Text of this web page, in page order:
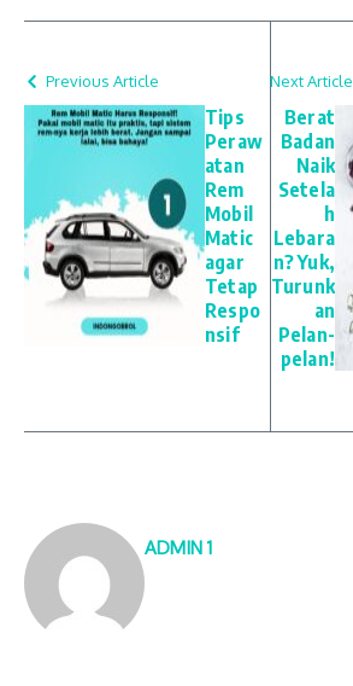
Previous Article
Tips
Peraw
atan
Rem
Mobil
Matic
agar
Tetap
Respo
nsif
Next Article
Berat
Badan
Naik
Setela
h
Lebara
n? Yuk,
Turunk
an
Pelan-
pelan!
ADMIN 1